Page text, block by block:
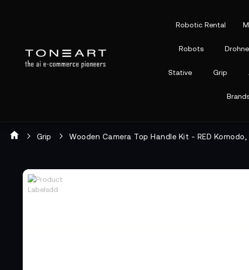
Robotic Rental
Robots
Stative Grip
Grip Wooden Camera Top Handle Kit - RED Komodo,
Zum
Ende
der
Zum
Anfang
der